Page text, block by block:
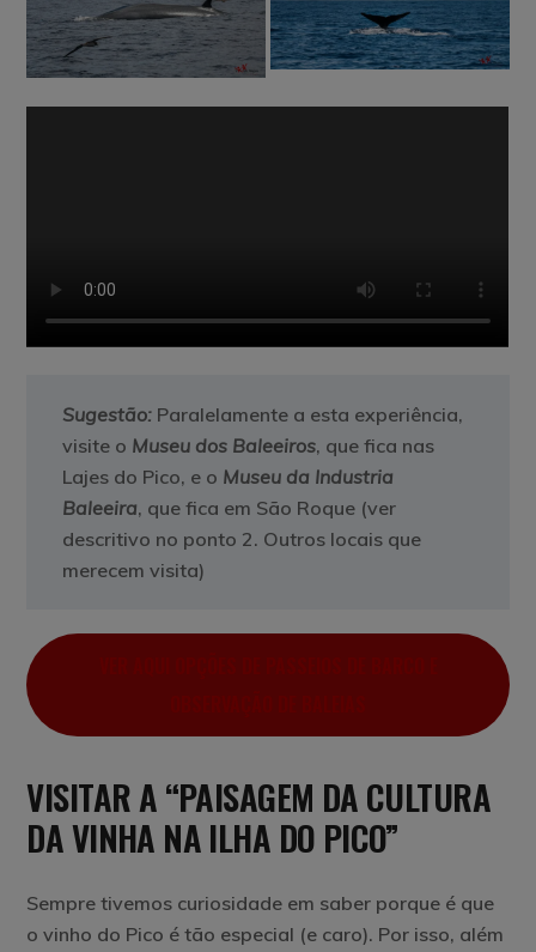
Sugestão: Paralelamente a esta experiência,
visite o Museu dos Baleeiros, que fica nas
Lajes do Pico, e o Museu da Industria
Baleeira, que fica em São Roque (ver
descritivo no ponto 2. Outros locais que
merecem visita)
VISITAR A “PAISAGEM DA CULTURA
DA VINHA NA ILHA DO PICO”
Sempre tivemos curiosidade em saber porque é que
o vinho do Pico é tão especial (e caro). Por isso, além